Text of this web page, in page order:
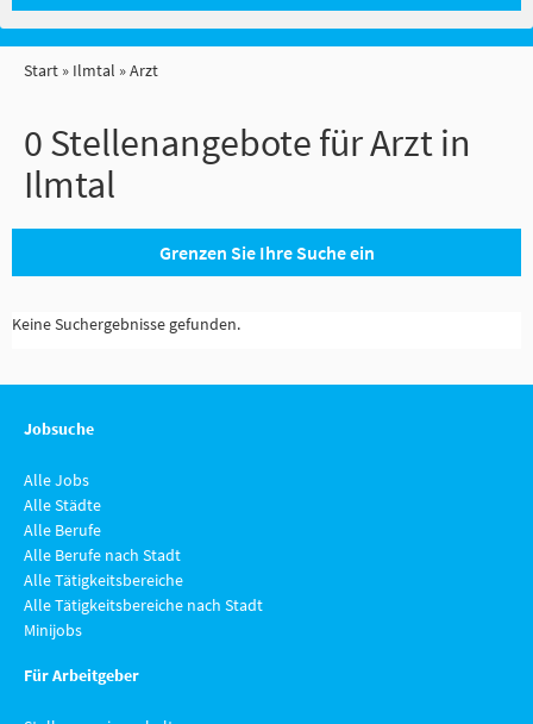
Start Ilmtal Arzt
0 Stellenangebote für Arzt in
Ilmtal
Grenzen Sie Ihre Suche ein
Keine Suchergebnisse gefunden.
Jobsuche
Alle Jobs
Alle Städte
Alle Berufe
Alle Berufe nach Stadt
Alle Tätigkeitsbereiche
Alle Tätigkeitsbereiche nach Stadt
Minijobs
Für Arbeitgeber